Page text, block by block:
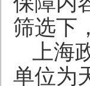
筛选下
上
单位为